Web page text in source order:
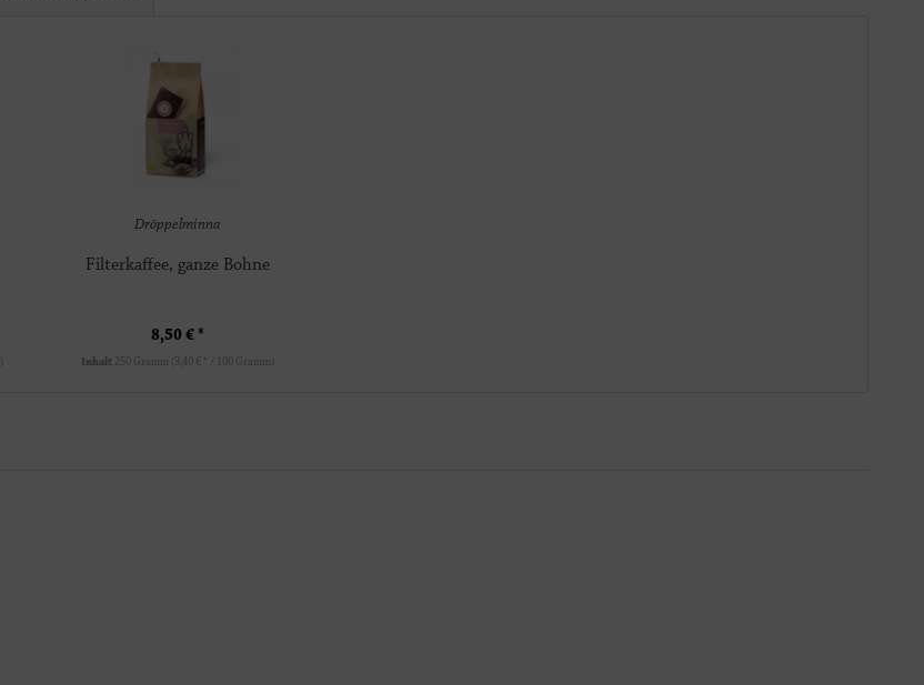
Dröppelminna
Filterkaffee, ganze Bohne
8,50 € *
Inhalt 250 Gramm (3,40 € * / 100 Gramm)